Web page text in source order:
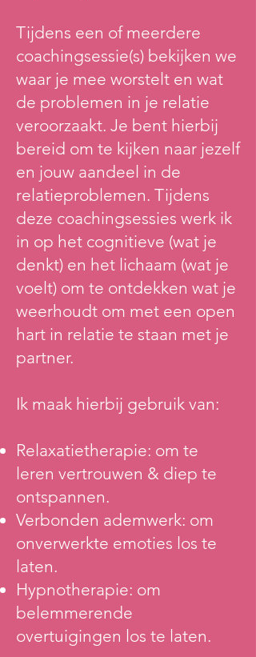
Tijdens een of meerdere
coachingsessie(s) bekijken we
waar je mee worstelt en wat
de problemen in je relatie
veroorzaakt. Je bent hierbij
bereid om te kijken naar jezelf
en jouw aandeel in de
relatieproblemen. Tijdens
deze coachingsessies werk ik
in op het cognitieve (wat je
denkt) en het lichaam (wat je
voelt) om te ontdekken wat je
weerhoudt om met een open
hart in relatie te staan met je
partner.
Ik maak hierbij gebruik van:
Relaxatietherapie: om te
leren vertrouwen & diep te
ontspannen.
Verbonden ademwerk: om
onverwerkte emoties los te
laten.
Hypnotherapie: om
belemmerende
overtuigingen los te laten.